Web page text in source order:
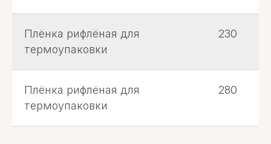
Плёнка рифлёная для
термоупаковки
230
Плёнка рифлёная для
термоупаковки
280